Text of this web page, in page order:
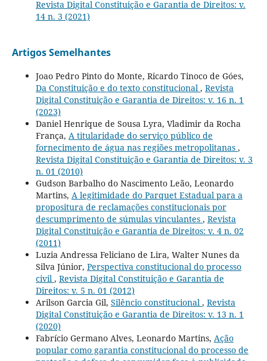
Revista Digital Constituição e Garantia de Direitos: v.
14 n. 3 (2021)
Artigos Semelhantes
Joao Pedro Pinto do Monte, Ricardo Tinoco de Góes,
Da Constituição e do texto constitucional , Revista
Digital Constituição e Garantia de Direitos: v. 16 n. 1
(2023)
Daniel Henrique de Sousa Lyra, Vladimir da Rocha
França, A titularidade do serviço público de
fornecimento de água nas regiões metropolitanas ,
Revista Digital Constituição e Garantia de Direitos: v. 3
n. 01 (2010)
Gudson Barbalho do Nascimento Leão, Leonardo
Martins, A legitimidade do Parquet Estadual para a
propositura de reclamações constitucionais por
descumprimento de súmulas vinculantes , Revista
Digital Constituição e Garantia de Direitos: v. 4 n. 02
(2011)
Luzia Andressa Feliciano de Lira, Walter Nunes da
Silva Júnior, Perspectiva constitucional do processo
civil , Revista Digital Constituição e Garantia de
Direitos: v. 5 n. 01 (2012)
Arilson Garcia Gil, Silêncio constitucional , Revista
Digital Constituição e Garantia de Direitos: v. 13 n. 1
(2020)
Fabrício Germano Alves, Leonardo Martins, Ação
popular como garantia constitucional do processo de